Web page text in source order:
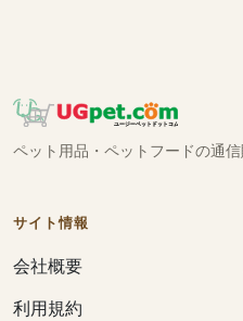
ペット用品・ペットフードの通信
サイト情報
会社概要
利用規約